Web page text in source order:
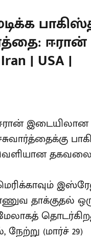
ஈரான்
| USA |
தாக்குதல்
(மார்ச் 29)